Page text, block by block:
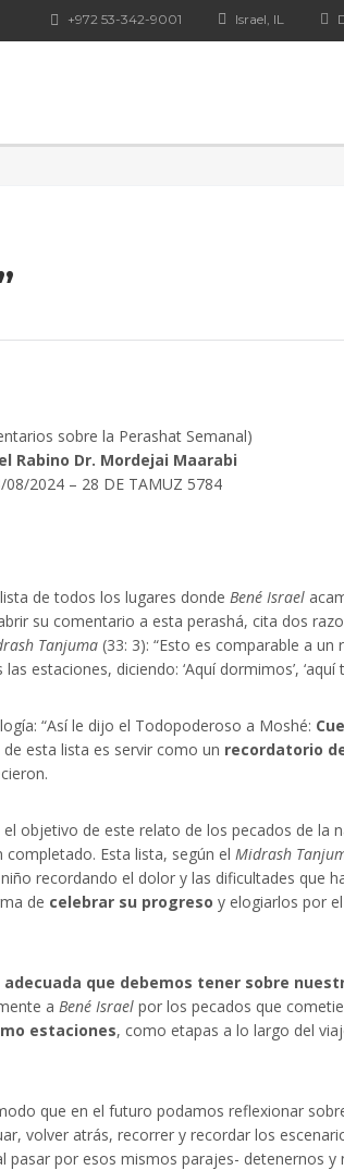
Israel, IL
+972 53-342-9001
sobre la Perashat Semanal)
Rabino Dr. Mordejai Maarabi
08/2024 – 28 DE TAMUZ 5784
de todos los lugares donde Bené Israel
su comentario a esta perashá, cita dos
Tanjuma (33: 3): “Esto es comparable a
diciendo: ‘Aquí dormimos’, ‘aquí
“Así le dijo el Todopoderoso a Moshé:
esta lista es servir como un recordatorio
objetivo de este relato de los pecados de la
Esta lista, según el Midrash
recordando el dolor y las dificultades
de celebrar su progreso y elogiarlos por
que debemos tener sobre
a Bené Israel por los pecados que
estaciones, como etapas a lo largo del
que en el futuro podamos reflexionar
volver atrás, recorrer y recordar los
por esos mismos parajes- detenernos y